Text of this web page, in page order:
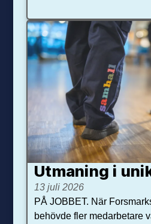
Utmaning i
13 juli 2026
PÅ JOBBET. När
behövde fler medarbetare